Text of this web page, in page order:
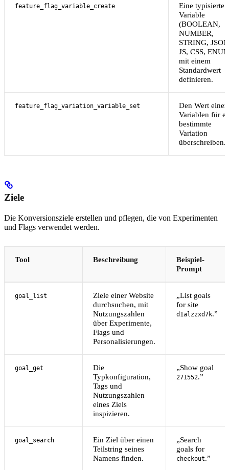
feature_flag_variable_create
Eine typisierte
Variable
(BOOLEAN,
NUMBER,
STRING,
JS, CSS,
mit einem
Standardwert
definieren.
feature_flag_variation_variable_set
Den Wert einer
Variablen für
bestimmte
Variation
überschreiben.
Ziele
Die Konversionsziele erstellen und pflegen, die von Experimenten
und Flags verwendet werden.
Tool Beschreibung
Beispiel-
Prompt
goal_list
Ziele einer Website
durchsuchen, mit
Nutzungszahlen
über Experimente,
Flags und
Personalisierungen.
„List goals
for site
d1alzzxd7k.”
goal_get
Die
Typkonfiguration,
Tags und
Nutzungszahlen
eines Ziels
inspizieren.
„Show goal
271552.”
goal_search
Ein Ziel über einen
Teilstring seines
Namens finden.
„Search
goals for
checkout.”